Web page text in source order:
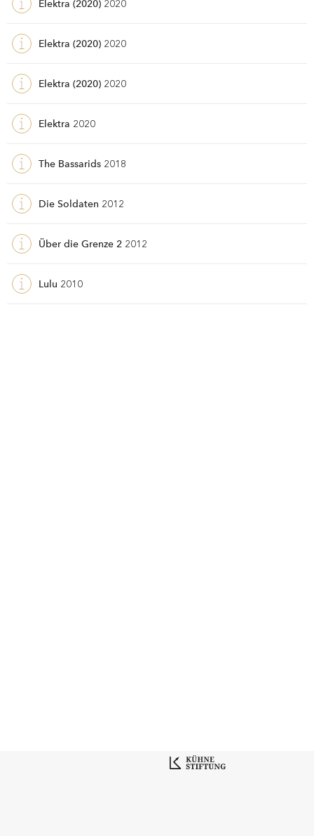
Elektra (2020) 2020
Elektra (2020) 2020
Elektra (2020) 2020
Elektra 2020
The Bassarids 2018
Die Soldaten 2012
Über die Grenze 2 2012
Lulu 2010